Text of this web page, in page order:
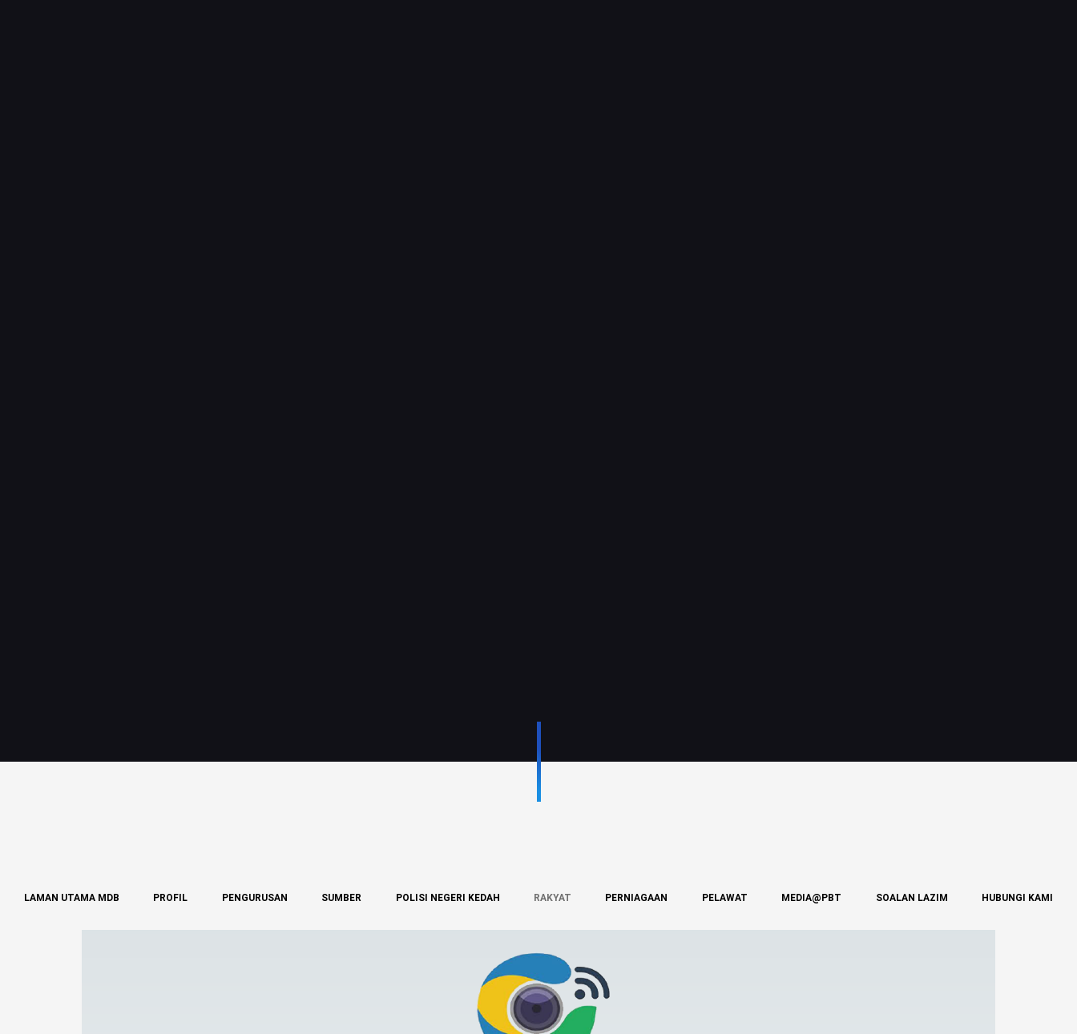
LAMAN UTAMA MDB PROFIL PENGURUSAN SUMBER POLISI NEGERI KEDAH RAKYAT PERNIAGAAN PELAWAT MEDIA@PBT SOALAN LAZIM HUBUNGI KAMI